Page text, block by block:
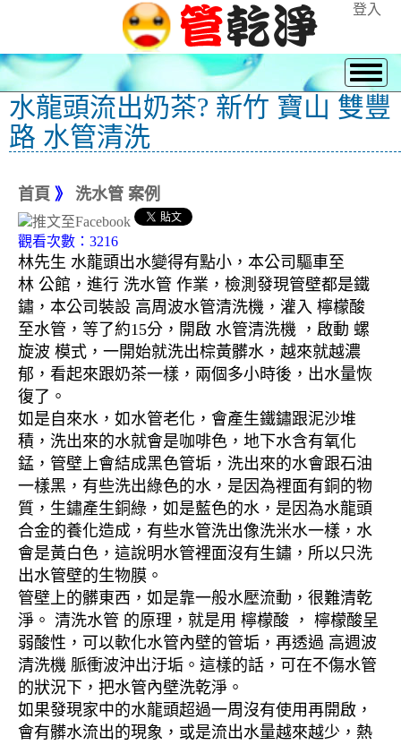
登入
水龍頭流出奶茶? 新竹 寶山 雙豐
路 水管清洗
首頁 》 洗水管 案例
觀看次數：3216
林先生 水龍頭出水變得有點小，本公司驅車至
林 公館，進行 洗水管 作業，檢測發現管壁都是鐵
鏽，本公司裝設 高周波水管清洗機，灌入 檸檬酸
至水管，等了約15分，開啟 水管清洗機 ，啟動 螺
旋波 模式，一開始就洗出棕黃髒水，越來就越濃
郁，看起來跟奶茶一樣，兩個多小時後，出水量恢
復了。
如是自來水，如水管老化，會產生鐵鏽跟泥沙堆
積，洗出來的水就會是咖啡色，地下水含有氧化
錳，管壁上會結成黑色管垢，洗出來的水會跟石油
一樣黑，有些洗出綠色的水，是因為裡面有銅的物
質，生鏽產生銅綠，如是藍色的水，是因為水龍頭
合金的養化造成，有些水管洗出像洗米水一樣，水
會是黃白色，這說明水管裡面沒有生鏽，所以只洗
出水管壁的生物膜。
管壁上的髒東西，如是靠一般水壓流動，很難清乾
淨。 清洗水管 的原理，就是用 檸檬酸 ， 檸檬酸呈
弱酸性，可以軟化水管內壁的管垢，再透過 高週波
清洗機 脈衝波沖出汙垢。這樣的話，可在不傷水管
的狀況下，把水管內壁洗乾淨。
如果發現家中的水龍頭超過一周沒有使用再開啟，
會有髒水流出的現象，或是流出水量越來越少，熱